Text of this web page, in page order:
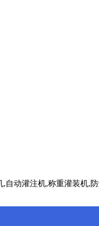
动灌注机,称重灌装机,